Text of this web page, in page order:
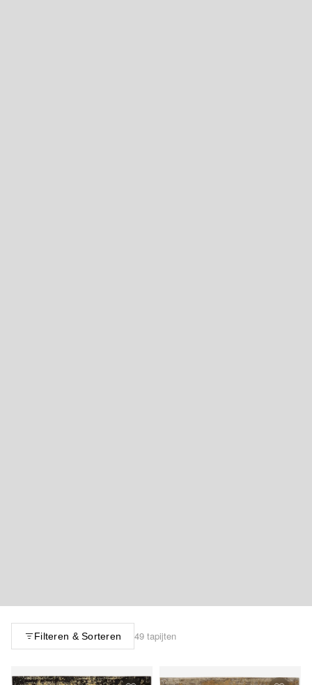
Filteren & Sorteren 49 tapijten